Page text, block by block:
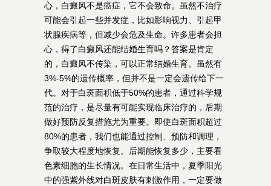
心，白癜风不是癌症，它不会致命。虽然不治疗
可能会引起一些并发症，比如影响视力、引起甲
状腺疾病等，但减少会危及生命。许多患者会担
心，得了白癜风还能结婚生育吗？答案是肯定
的，白癜风不传染，可以正常结婚生育。虽然有
3%-5%的遗传概率，但并不是一定会遗传给下一
代。对于白斑面积低于50%的患者，通过科学规
范的治疗，是尽量有可能实现临床治疗的，后期
做好预防反复措施尤为重要。即使白斑面积超过
80%的患者，我们也能通过控制、预防和调理，
争取较大程度地恢复。后期能恢复多少，主要看
色素细胞的生长情况。在日常生活中，夏季阳光
中的强紫外线对白斑皮肤有刺激作用，一定要做